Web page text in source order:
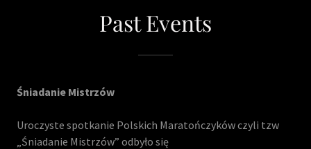
Past Events
Śniadanie Mistrzów
Uroczyste spotkanie Polskich Maratończyków czyli tzw
„Śniadanie Mistrzów” odbyło się